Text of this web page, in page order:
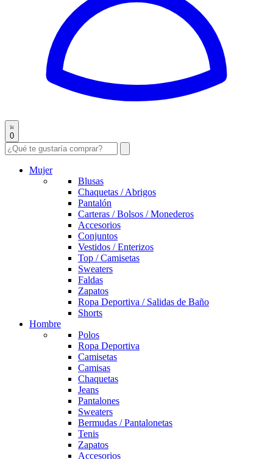
0
Mujer
Blusas
Chaquetas / Abrigos
Pantalón
Carteras / Bolsos / Monederos
Accesorios
Conjuntos
Vestidos / Enterizos
Top / Camisetas
Sweaters
Faldas
Zapatos
Ropa Deportiva / Salidas de Baño
Shorts
Hombre
Polos
Ropa Deportiva
Camisetas
Camisas
Chaquetas
Jeans
Pantalones
Sweaters
Bermudas / Pantalonetas
Tenis
Zapatos
Accesorios